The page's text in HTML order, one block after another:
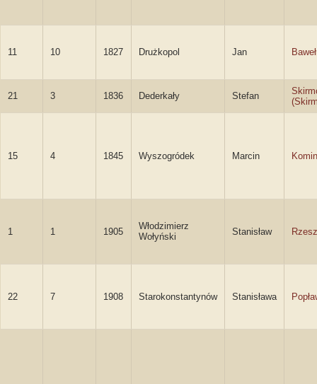
11 10 1827 Drużkopol Jan
21 3 1836 Dederkały Stefan
15 4 1845 Wyszogródek Marcin
1 1 1905
Włodzimierz
Wołyński
Stanisław
22 7 1908 Starokonstantynów Stanisława